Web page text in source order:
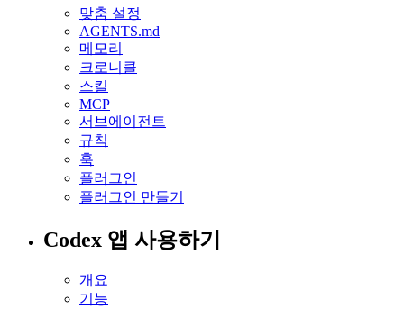
맞춤 설정
AGENTS.md
메모리
크로니클
스킬
MCP
서브에이전트
규칙
훅
플러그인
플러그인 만들기
Codex 앱 사용하기
개요
기능